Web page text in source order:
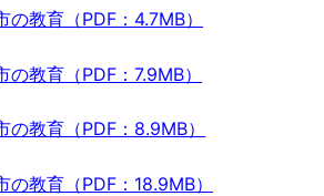
教育（PDF：4.7MB）
教育（PDF：7.9MB）
教育（PDF：8.9MB）
教育（PDF：18.9MB）